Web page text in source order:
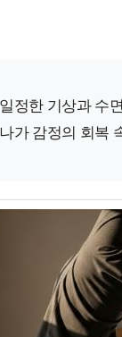
정한 기상과 수
가 감정의 회복